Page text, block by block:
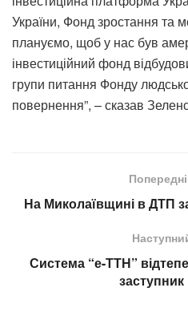
України, Фонд зростання та
плануємо, щоб у нас був
інвестиційний фонд
групи питання Фонду
повернення”, – сказав
На Миколаївщині в ДТП
Система “е-ТТН”
заступник